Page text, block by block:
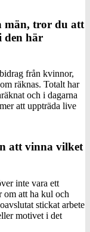
män, tror du att
den här
från kvinnor,
räknas. Totalt har
och i dagarna
att uppträda live
att vinna vilket
inte vara ett
om att ha kul och
stickat arbete
motivet i det